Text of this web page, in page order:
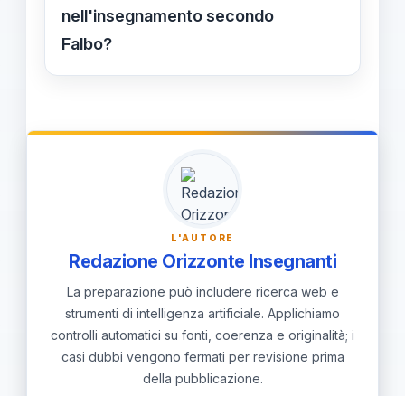
nell'insegnamento secondo
Falbo?
La dimensione digitale è centrale:
percorsi che sviluppino pensiero
critico e consapevolezza online. Le
pratiche includono l'integrazione di
percorsi digitali in aula.
L'AUTORE
Redazione Orizzonte Insegnanti
La preparazione può includere ricerca web e
strumenti di intelligenza artificiale. Applichiamo
controlli automatici su fonti, coerenza e originalità; i
casi dubbi vengono fermati per revisione prima
della pubblicazione.